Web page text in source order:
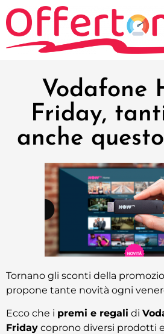
Vodafone
Friday,
anche
Tornano gli sconti della
propone tante novità ogni
Ecco che i premi e regali di
Friday coprono diversi prodotti